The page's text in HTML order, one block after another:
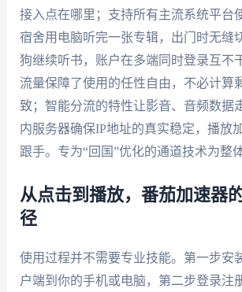
接入点在哪里；支持所有主流系统平台
宿舍用电脑听完一张专辑，出门时无缝
狗继续听书，账户在多端同时登录互不
流量保障了使用的任性自由，不必计算
致；智能分流的特性让影音、音频数据
内服务器确保IP地址的真实稳定，播放
跟手。专为“回国”优化的通道技术为整
从点击到播放，番茄加速器
径
使用过程并不需要专业技能。第一步安
户端到你的手机或电脑，第二步登录注